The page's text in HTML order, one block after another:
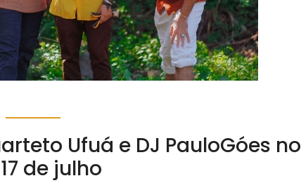
Ufuá e DJ PauloGóes no
de julho